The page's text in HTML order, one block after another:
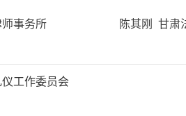
律师事务所 陈其刚 甘肃法
与礼仪工作委员会